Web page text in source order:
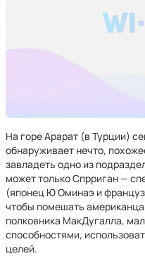
На горе Арарат (в Турции)
обнаруживает нечто,
завладеть одно из
может только Спрриган —
(японец Ю Оминаэ и
чтобы помешать
полковника МакДугалла,
способностями,
целей.